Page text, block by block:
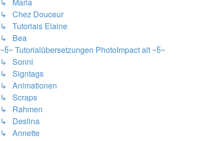
↳ Chez Douceur
↳ Tutoriais Elaine
↳ Bea
~წ~ Tutorialübersetzungen PhotoImpact alt ~წ~
↳ Sonni
↳ Signtags
↳ Animationen
↳ Scraps
↳ Rahmen
↳ Deslina
↳ Annette